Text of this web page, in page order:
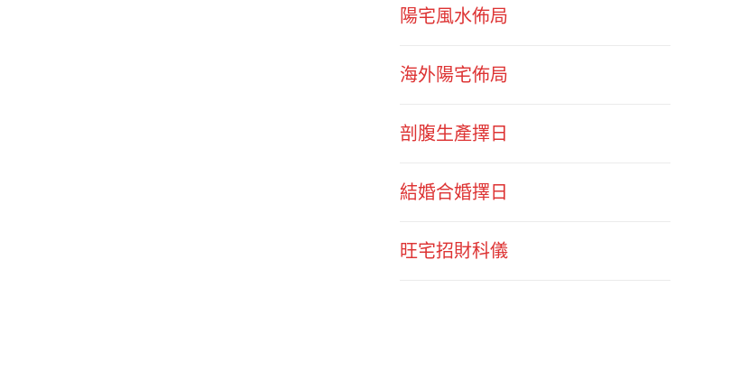
陽宅風水佈局
海外陽宅佈局
剖腹生產擇日
結婚合婚擇日
旺宅招財科儀